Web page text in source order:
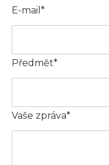
E-mail*
Předmět*
Vaše zpráva*